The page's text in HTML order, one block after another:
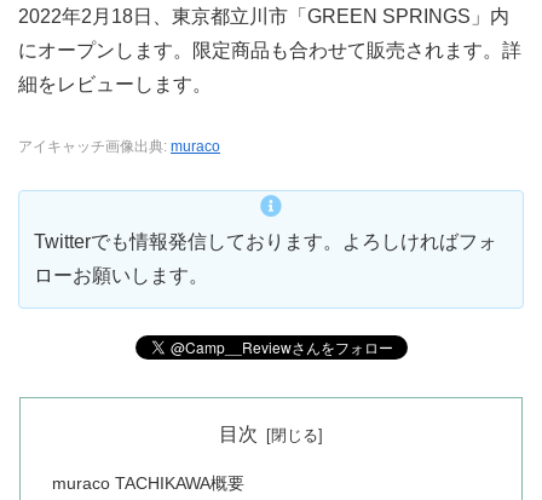
2022年2月18日、東京都立川市「GREEN SPRINGS」内
にオープンします。限定商品も合わせて販売されます。詳
細をレビューします。
アイキャッチ画像出典: muraco
Twitterでも情報発信しております。よろしければフォ
ローお願いします。
目次
muraco TACHIKAWA概要